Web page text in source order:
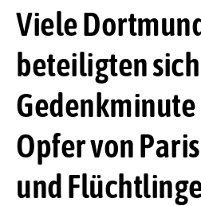
Viele
beteiligten
Opfer von
und